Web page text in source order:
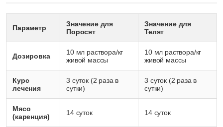
Параметр
Значение для
Поросят
Значение для
Телят
Дозировка
10 мл раствора/кг
живой массы
10 мл раствора/кг
живой массы
Курс
лечения
3 суток (2 раза в
сутки)
3 суток (2 раза в
сутки)
Мясо
(каренция)
14 суток 14 суток